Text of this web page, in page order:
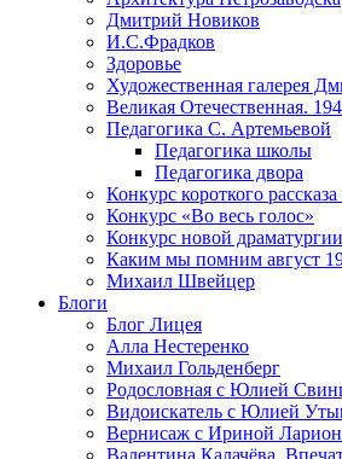
Дмитрий Новиков
И.С.Фрадков
Здоровье
Художественная галерея
Великая Отечественная.
Педагогика С. Артемьевой
Педагогика школы
Педагогика двора
Конкурс короткого
Конкурс «Во весь голос»
Конкурс новой
Каким мы помним август
Михаил Швейцер
Блоги
Блог Лицея
Алла Нестеренко
Михаил Гольденберг
Родословная с Юлией
Видоискатель с Юлией
Вернисаж с Ириной